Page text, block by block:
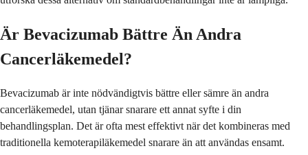
Är Bevacizumab Bättre Än Andra
Cancerläkemedel?
Bevacizumab är inte nödvändigtvis bättre eller sämre än andra
cancerläkemedel, utan tjänar snarare ett annat syfte i din
behandlingsplan. Det är ofta mest effektivt när det kombineras med
traditionella kemoterapiläkemedel snarare än att användas ensamt.